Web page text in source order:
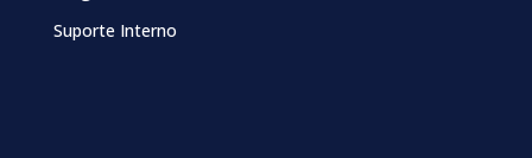
Suporte Interno